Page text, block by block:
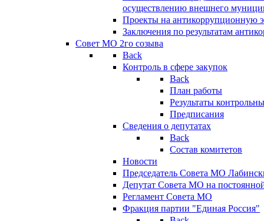
осуществлению внешнего
Проекты на антикоррупционную
Заключения по результатам
Совет МО 2го созыва
Back
Контроль в сфере закупок
Back
План работы
Результаты
Предписания
Сведения о депутатах
Back
Состав комитетов
Новости
Председатель Совета МО
Депутат Совета МО на
Регламент Совета МО
Фракция партии "Единая Россия"